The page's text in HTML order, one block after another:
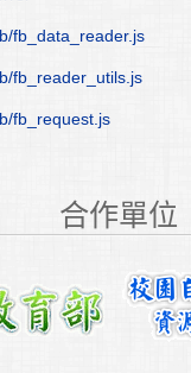
fb_data_reader.js
fb_reader_utils.js
fb_request.js
合作單位